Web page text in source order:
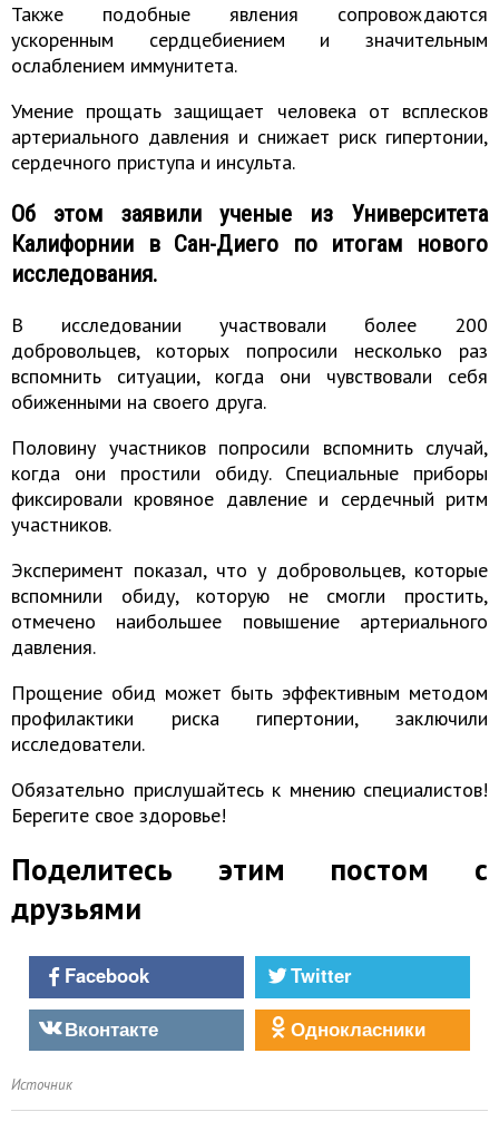
Также подобные явления сопровождаются
ускоренным сердцебиением и значительным
ослаблением иммунитета.
Умение прощать защищает человека от всплесков
артериального давления и снижает риск гипертонии,
сердечного приступа и инсульта.
Об этом заявили ученые из Университета
Калифорнии в Сан-Диего по итогам нового
исследования.
В исследовании участвовали более 200
добровольцев, которых попросили несколько раз
вспомнить ситуации, когда они чувствовали себя
обиженными на своего друга.
Половину участников попросили вспомнить случай,
когда они простили обиду. Специальные приборы
фиксировали кровяное давление и сердечный ритм
участников.
Эксперимент показал, что у добровольцев, которые
вспомнили обиду, которую не смогли простить,
отмечено наибольшее повышение артериального
давления.
Прощение обид может быть эффективным методом
профилактики риска гипертонии, заключили
исследователи.
Обязательно прислушайтесь к мнению специалистов!
Берегите свое здоровье!
Поделитесь этим постом с
друзьями
Facebook
Twitter
Вконтакте
Однокласники
Источник